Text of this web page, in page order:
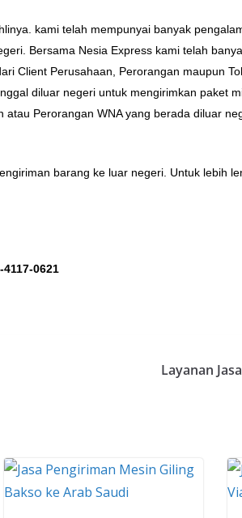
kami telah mempunyai banyak
Bersama Nesia Express kami telah
Client Perusahaan, Perorangan maupun
diluar negeri untuk mengirimkan paket
Perorangan WNA yang berada diluar
barang ke luar negeri. Untuk lebih
0621
Layanan